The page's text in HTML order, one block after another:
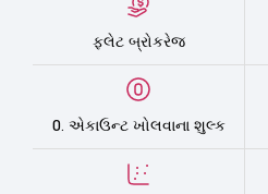
ફ્લેટ બ્રોકરેજ
0. એકાઉન્ટ ખોલવાના શુલ્ક